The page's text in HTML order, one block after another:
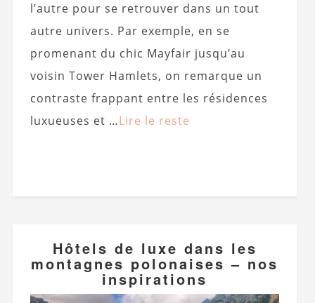
l’autre pour se retrouver dans un tout
autre univers. Par exemple, en se
promenant du chic Mayfair jusqu’au
voisin Tower Hamlets, on remarque un
contraste frappant entre les résidences
luxueuses et …Lire le reste
Hôtels de luxe dans les
montagnes polonaises – nos
inspirations